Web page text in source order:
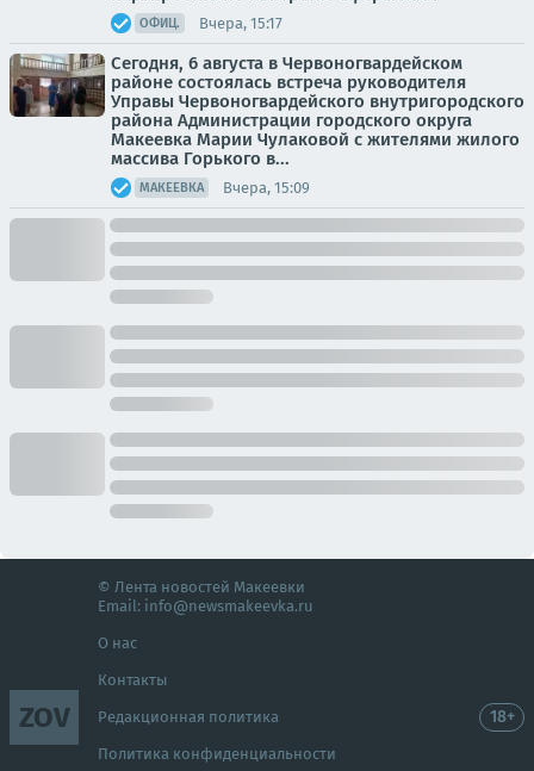
ОФИЦ. Вчера, 15:17
Сегодня, 6 августа в Червоногвардейском
районе состоялась встреча руководителя
Управы Червоногвардейского внутригородского
района Администрации городского округа
Макеевка Марии Чулаковой с жителями жилого
массива Горького в...
МАКЕЕВКА Вчера, 15:09
ZOV
© Лента новостей Макеевки
Email: info@newsmakeevka.ru
О нас
Контакты
Редакционная политика
Политика конфиденциальности
18+